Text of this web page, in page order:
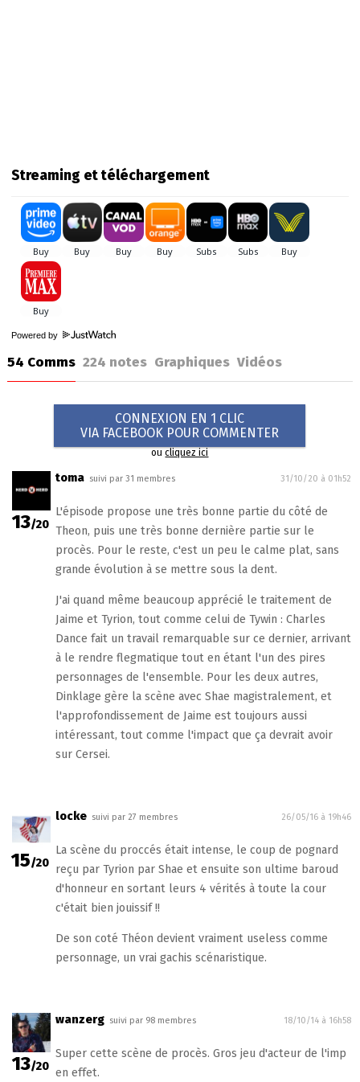
Streaming et téléchargement
Powered by
54 Comms 224 notes Graphiques Vidéos
CONNEXION EN 1 CLIC
VIA FACEBOOK POUR COMMENTER
oucliquez ici
13/20
toma suivi par 31 membres 31/10/20 à 01h52
L'épisode propose une très bonne partie du côté de
Theon, puis une très bonne dernière partie sur le
procès. Pour le reste, c'est un peu le calme plat, sans
grande évolution à se mettre sous la dent.
J'ai quand même beaucoup apprécié le traitement de
Jaime et Tyrion, tout comme celui de Tywin : Charles
Dance fait un travail remarquable sur ce dernier, arrivant
à le rendre flegmatique tout en étant l'un des pires
personnages de l'ensemble. Pour les deux autres,
Dinklage gère la scène avec Shae magistralement, et
l'approfondissement de Jaime est toujours aussi
intéressant, tout comme l'impact que ça devrait avoir
sur Cersei.
15/20
locke suivi par 27 membres 26/05/16 à 19h46
La scène du proccés était intense, le coup de pognard
reçu par Tyrion par Shae et ensuite son ultime baroud
d'honneur en sortant leurs 4 vérités à toute la cour
c'était bien jouissif !!
De son coté Théon devient vraiment useless comme
personnage, un vrai gachis scénaristique.
13/20
wanzerg suivi par 98 membres 18/10/14 à 16h58
Super cette scène de procès. Gros jeu d'acteur de l'imp
en effet.